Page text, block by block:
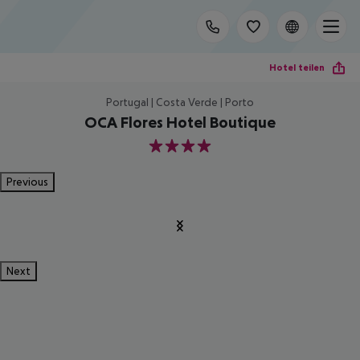
Hotel teilen
Portugal | Costa Verde | Porto
OCA Flores Hotel Boutique
4
Previous
Next